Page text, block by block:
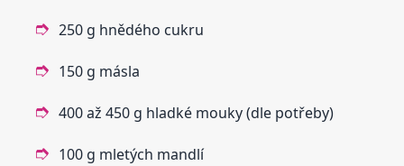
250 g hnědého cukru
150 g másla
400 až 450 g hladké mouky (dle potřeby)
100 g mletých mandlí